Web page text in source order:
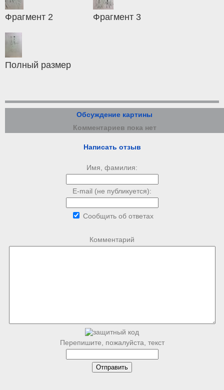
Фрагмент 2 Фрагмент 3
Полный размер
Обсуждение картины
Комментариев пока нет
Написать отзыв
Имя, фамилия:
E-mail (не публикуется):
Сообщить об ответах
Комментарий
Перепишите, пожалуйста, текст